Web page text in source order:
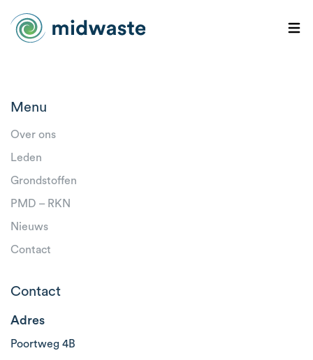
Menu
Over ons
Leden
Grondstoffen
PMD – RKN
Nieuws
Contact
Contact
Adres
Poortweg 4B